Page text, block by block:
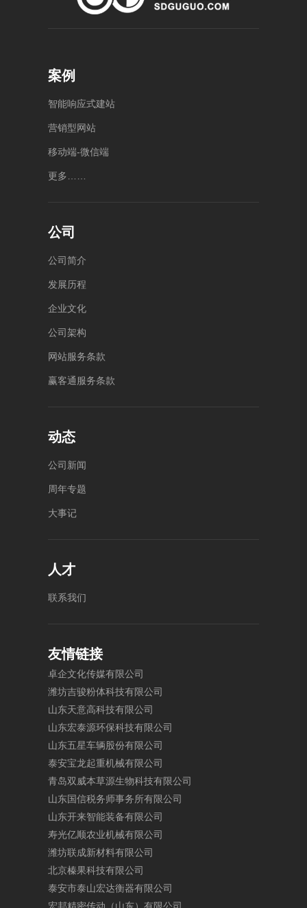
案例
智能响应式建站
营销型网站
移动端-微信端
更多
公司
公司简介
发展历程
企业文化
公司架构
网站服务条款
赢客通 服务条款
动态
公司 新闻
周年专题
大事记
人才
联系我们
友情链接
卓企文化传媒有限公司
潍坊吉骏粉体科技有限公司
山东天意高科技有限公司
山东宏泰源环保科技有限公司
山东五星车辆股份有限公司
泰安宝龙起重机械有限公司
青岛双 威本草源生物科技有限公司
山东国信税务师事务所有限公司
山东开来智能装备有限公司
寿光亿顺农业机械有限公司
潍坊联成新材料有限公司
北京榛果科技有限公司
泰安市泰山宏达衡器有限公司